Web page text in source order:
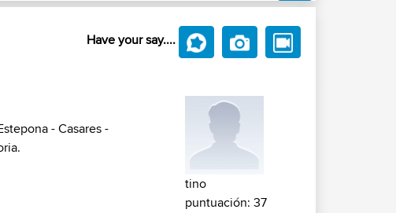
Have your say....
- Casares -
tino
puntuación: 37